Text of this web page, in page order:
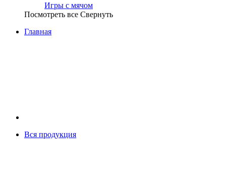
Игры с мячом
Посмотреть все Свернуть
Главная
Вся продукция